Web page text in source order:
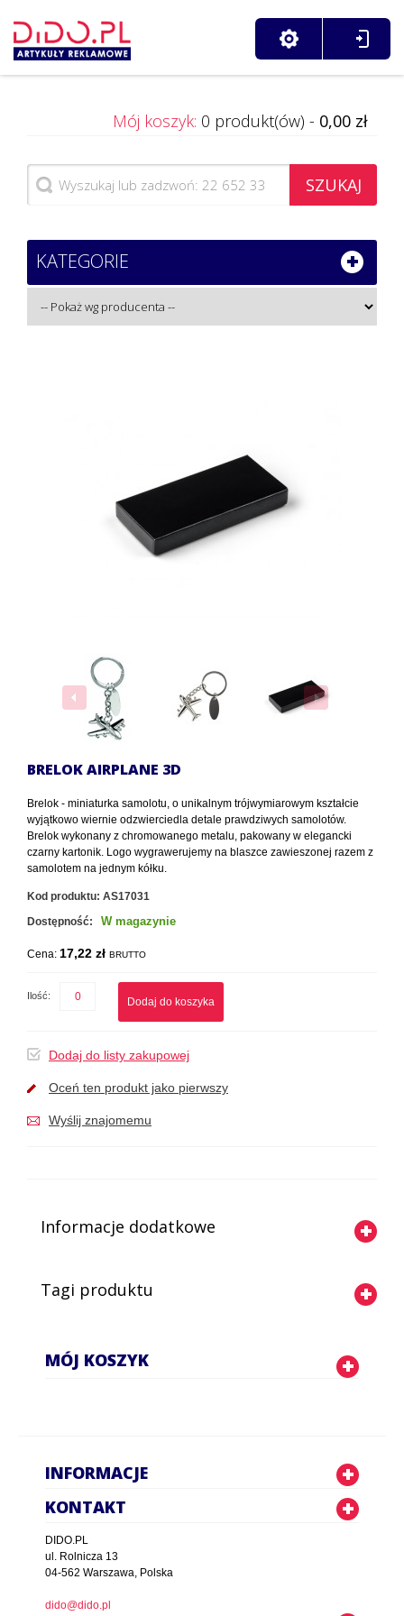
Mój koszyk: 0 produkt(ów) - 0,00 zł
SZUKAJ
KATEGORIE
BRELOK AIRPLANE 3D
Brelok - miniaturka samolotu, o unikalnym trójwymiarowym kształcie
wyjątkowo wiernie odzwierciedla detale prawdziwych samolotów.
Brelok wykonany z chromowanego metalu, pakowany w elegancki
czarny kartonik. Logo wygrawerujemy na blaszce zawieszonej razem z
samolotem na jednym kółku.
Kod produktu: AS17031
Dostępność:
W magazynie
Cena: 17,22 zł BRUTTO
Ilość: Dodaj do koszyka
Dodaj do listy zakupowej
Oceń ten produkt jako pierwszy
Wyślij znajomemu
Informacje dodatkowe
Tagi produktu
MÓJ KOSZYK
INFORMACJE
KONTAKT
DIDO.PL
ul. Rolnicza 13
04-562 Warszawa, Polska
dido@dido.pl